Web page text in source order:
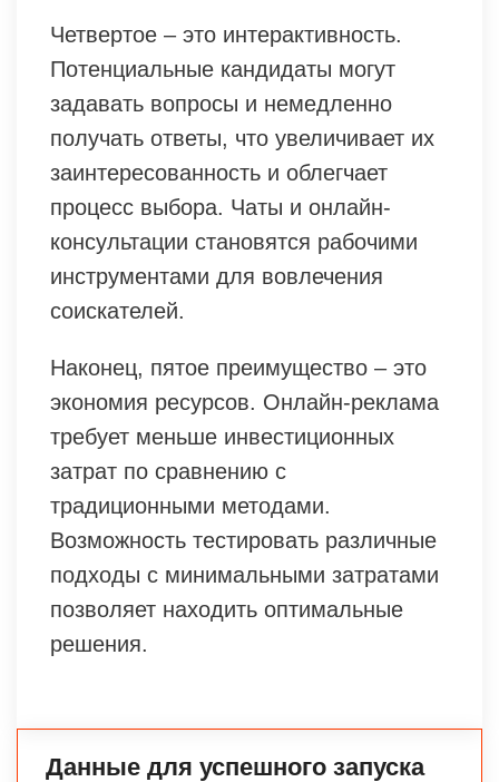
Четвертое – это интерактивность.
Потенциальные кандидаты могут
задавать вопросы и немедленно
получать ответы, что увеличивает их
заинтересованность и облегчает
процесс выбора. Чаты и онлайн-
консультации становятся рабочими
инструментами для вовлечения
соискателей.
Наконец, пятое преимущество – это
экономия ресурсов. Онлайн-реклама
требует меньше инвестиционных
затрат по сравнению с
традиционными методами.
Возможность тестировать различные
подходы с минимальными затратами
позволяет находить оптимальные
решения.
Данные для успешного запуска